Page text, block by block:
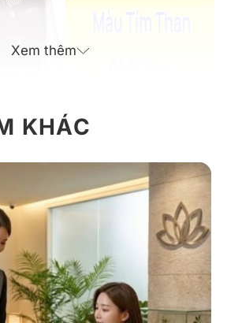
tân màu tím than phối sọc hiện đại
tin đồng phục lễ tân 01
sọc
Xem thêm
KHÁC